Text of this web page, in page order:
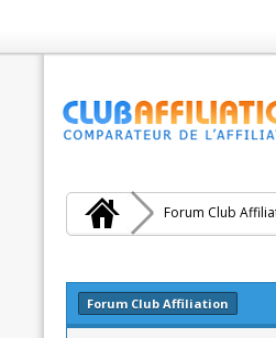
Forum Club
Forum Club Affiliation